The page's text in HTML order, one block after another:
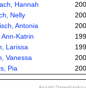
Hannah
Nelly
Antonia
Ann-Katrin
Larissa
Vanessa
Pia